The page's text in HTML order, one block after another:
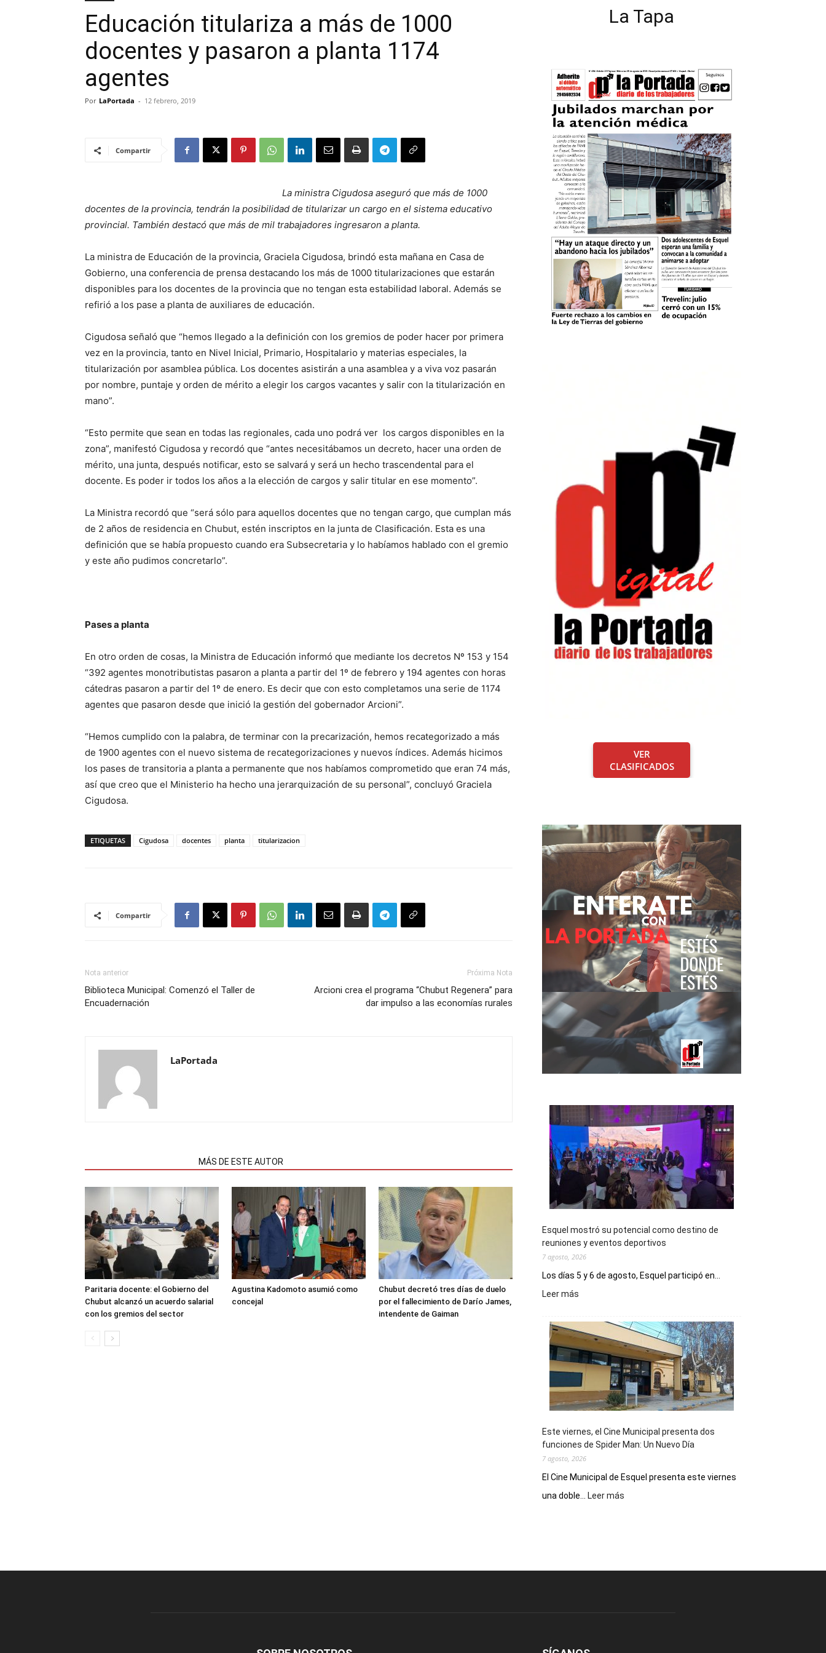
Educación titulariza a más de 1000
docentes y pasaron a planta 1174
agentes
Por LaPortada - 12 febrero, 2019
Compartir
La ministra Cigudosa aseguró que más de 1000
docentes de la provincia, tendrán la posibilidad de titularizar un cargo en el sistema educativo
provincial. También destacó que más de mil trabajadores ingresaron a planta.
La ministra de Educación de la provincia, Graciela Cigudosa, brindó esta mañana en Casa de
Gobierno, una conferencia de prensa destacando los más de 1000 titularizaciones que estarán
disponibles para los docentes de la provincia que no tengan esta estabilidad laboral. Además se
refirió a los pase a planta de auxiliares de educación.
Cigudosa señaló que “hemos llegado a la definición con los gremios de poder hacer por primera
vez en la provincia, tanto en Nivel Inicial, Primario, Hospitalario y materias especiales, la
titularización por asamblea pública. Los docentes asistirán a una asamblea y a viva voz pasarán
por nombre, puntaje y orden de mérito a elegir los cargos vacantes y salir con la titularización en
mano”.
“Esto permite que sean en todas las regionales, cada uno podrá ver los cargos disponibles en la
zona”, manifestó Cigudosa y recordó que “antes necesitábamos un decreto, hacer una orden de
mérito, una junta, después notificar, esto se salvará y será un hecho trascendental para el
docente. Es poder ir todos los años a la elección de cargos y salir titular en ese momento”.
La Ministra recordó que “será sólo para aquellos docentes que no tengan cargo, que cumplan más
de 2 años de residencia en Chubut, estén inscriptos en la junta de Clasificación. Esta es una
definición que se había propuesto cuando era Subsecretaria y lo habíamos hablado con el gremio
y este año pudimos concretarlo”.
Pases a planta
En otro orden de cosas, la Ministra de Educación informó que mediante los decretos Nº 153 y 154
“392 agentes monotributistas pasaron a planta a partir del 1º de febrero y 194 agentes con horas
cátedras pasaron a partir del 1º de enero. Es decir que con esto completamos una serie de 1174
agentes que pasaron desde que inició la gestión del gobernador Arcioni”.
“Hemos cumplido con la palabra, de terminar con la precarización, hemos recategorizado a más
de 1900 agentes con el nuevo sistema de recategorizaciones y nuevos índices. Además hicimos
los pases de transitoria a planta a permanente que nos habíamos comprometido que eran 74 más,
así que creo que el Ministerio ha hecho una jerarquización de su personal”, concluyó Graciela
Cigudosa.
ETIQUETAS Cigudosa docentes planta titularizacion
Compartir
Nota anterior
Biblioteca Municipal: Comenzó el Taller de
Encuadernación
Próxima Nota
Arcioni crea el programa “Chubut Regenera” para
dar impulso a las economías rurales
LaPortada
MÁS DE ESTE AUTOR
Paritaria docente: el Gobierno del
Chubut alcanzó un acuerdo salarial
con los gremios del sector
Agustina Kadomoto asumió como
concejal
Chubut decretó tres días de duelo
por el fallecimiento de Darío James,
intendente de Gaiman
La Tapa
VER
CLASIFICADOS
Esquel mostró su potencial como destino de
reuniones y eventos deportivos
7 agosto, 2026
Los días 5 y 6 de agosto, Esquel participó en...
Leer más
su
potencial
como
destino
de
reuniones
y
deportivos
Este viernes, el Cine Municipal presenta dos
funciones de Spider Man: Un Nuevo Día
7 agosto, 2026
El Cine Municipal de Esquel presenta este viernes
una doble...
Leer más
presenta